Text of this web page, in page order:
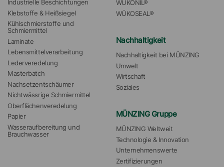
Industrielle Beschichtungen
Klebstoffe & Heißsiegel
Kühlschmierstoffe und
Schmiermittel
Laminate
Lebensmittelverarbeitung
Lederveredelung
Masterbatch
Nachsetzentschäumer
Nichtwässrige Schmiermittel
Oberflächenveredelung
Papier
Wasseraufbereitung und
Brauchwasser
WÜKONIL®
WÜKOSEAL®
Nachhaltigkeit
Nachhaltigkeit bei MÜNZING
Umwelt
Wirtschaft
Soziales
MÜNZING Gruppe
MÜNZING Weltweit
Technologie & Innovation
Unternehmenswerte
Zertifizierungen